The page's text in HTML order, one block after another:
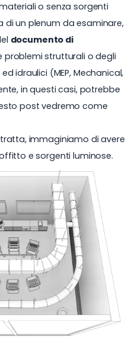
o senza sorgenti
di un plenum da esaminare,
documento di
problemi strutturali o degli
idraulici (MEP, Mechanical,
in questi casi, potrebbe
post vedremo come
immaginiamo di avere
e sorgenti luminose.